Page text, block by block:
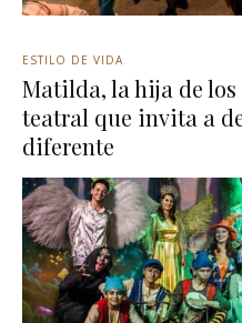
ESTILO DE VIDA
Matilda, la hija de
teatral que invita a
diferente